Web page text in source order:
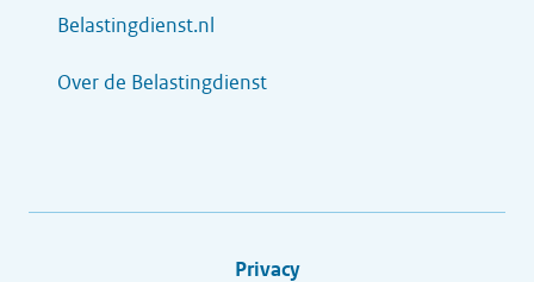
Belastingdienst.nl
Over de Belastingdienst
Privacy